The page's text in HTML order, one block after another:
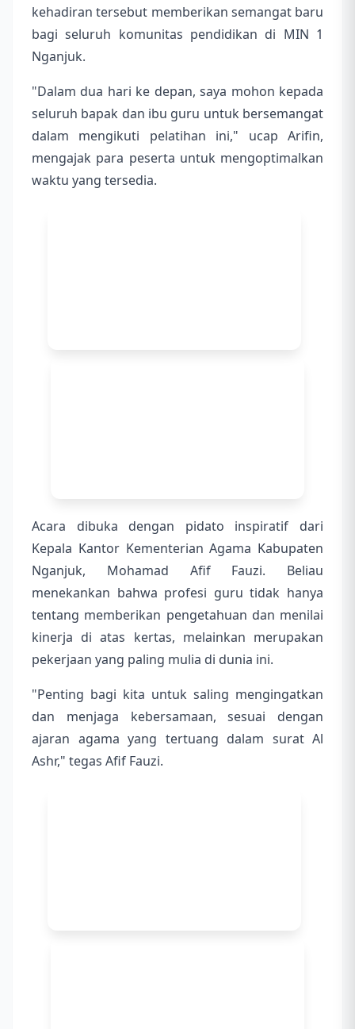
kehadiran tersebut memberikan semangat baru
bagi seluruh komunitas pendidikan di MIN 1
Nganjuk.
"Dalam dua hari ke depan, saya mohon kepada
seluruh bapak dan ibu guru untuk bersemangat
dalam mengikuti pelatihan ini," ucap Arifin,
mengajak para peserta untuk mengoptimalkan
waktu yang tersedia.
Acara dibuka dengan pidato inspiratif dari
Kepala Kantor Kementerian Agama Kabupaten
Nganjuk, Mohamad Afif Fauzi. Beliau
menekankan bahwa profesi guru tidak hanya
tentang memberikan pengetahuan dan menilai
kinerja di atas kertas, melainkan merupakan
pekerjaan yang paling mulia di dunia ini.
"Penting bagi kita untuk saling mengingatkan
dan menjaga kebersamaan, sesuai dengan
ajaran agama yang tertuang dalam surat Al
Ashr," tegas Afif Fauzi.